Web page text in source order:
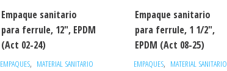
Empaque sanitario
para ferrule, 12″, EPDM
(Act 02-24)
EMPAQUES, MATERIAL SANITARIO
Empaque sanitario
para ferrule, 1 1/2″,
EPDM (Act 08-25)
EMPAQUES, MATERIAL SANITARIO